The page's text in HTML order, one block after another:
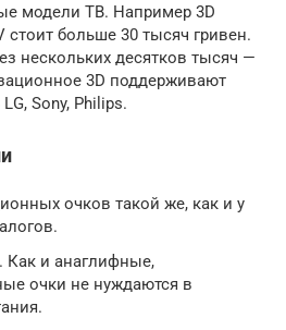
модели ТВ. Например 3D
стоит больше 30 тысяч гривен.
нескольких десятков тысяч —
3D поддерживают
Sony, Philips.
очков такой же, как и у
Как и анаглифные,
очки не нуждаются в